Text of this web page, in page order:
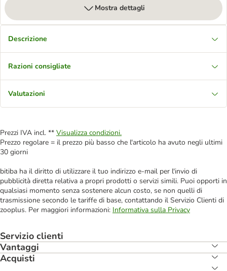
Mostra dettagli
Descrizione
Razioni consigliate
Valutazioni
Prezzi IVA incl. ** Visualizza condizioni.
Prezzo regolare = il prezzo più basso che l'articolo ha avuto negli ultimi
30 giorni
bitiba ha il diritto di utilizzare il tuo indirizzo e-mail per l'invio di
pubblicità diretta relativa a propri prodotti o servizi simili. Puoi opporti in
qualsiasi momento senza sostenere alcun costo, se non quelli di
trasmissione secondo le tariffe di base, contattando il Servizio Clienti di
zooplus. Per maggiori informazioni: Informativa sulla Privacy
Servizio clienti
Vantaggi
Acquisti